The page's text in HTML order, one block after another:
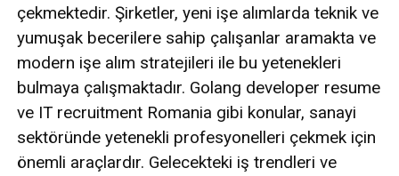
çekmektedir. Şirketler, yeni işe alımlarda teknik ve
yumuşak becerilere sahip çalışanlar aramakta ve
modern işe alım stratejileri ile bu yetenekleri
bulmaya çalışmaktadır. Golang developer resume
ve IT recruitment Romania gibi konular, sanayi
sektöründe yetenekli profesyonelleri çekmek için
önemli araçlardır. Gelecekteki iş trendleri ve